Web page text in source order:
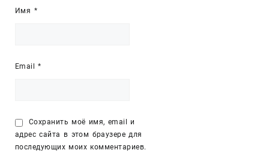
Имя *
Email*
Сохранить моё имя, email и
адрес сайта в этом браузере для
последующих моих комментариев.